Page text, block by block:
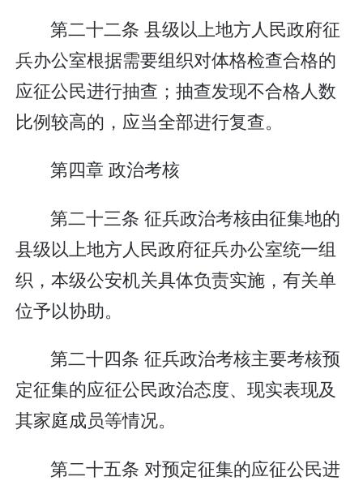
第二十二条 县级以上地方人民政府征
兵办公室根据需要组织对体格检查合格的
应征公民进行抽查；抽查发现不合格人数
比例较高的，应当全部进行复查。
第四章 政治考核
第二十三条 征兵政治考核由征集地的
县级以上地方人民政府征兵办公室统一组
织，本级公安机关具体负责实施，有关单
位予以协助。
第二十四条 征兵政治考核主要考核预
定征集的应征公民政治态度、现实表现及
其家庭成员等情况。
第二十五条 对预定征集的应征公民进